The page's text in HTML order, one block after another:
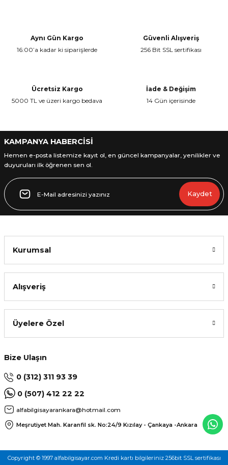
Ürün resmi kalitesiz, bozuk veya görüntülenemiyor.
Gönder
Aynı Gün Kargo
16:00’a kadar ki siparişlerde
Güvenli Alışveriş
256 Bit SSL sertifikası
Ücretsiz Kargo
5000 TL ve üzeri kargo bedava
İade & Değişim
14 Gün içerisinde
KAMPANYA HABERCİSİ
Hemen e-posta listemize kayıt ol, en güncel kampanyalar, yenilikler ve
duyuruları ilk öğrenen sen ol.
Kaydet
Kurumsal
Alışveriş
Üyelere Özel
Bize Ulaşın
0 (312) 311 93 39
0 (507) 412 22 22
alfabilgisayarankara@hotmail.com
Meşrutiyet Mah. Karanfil sk. No:24/9 Kızılay - Çankaya -Ankara
Copyright © 1997 alfabilgisayar.com Kredi kartı bilgileriniz 256bit SSL sertifikası